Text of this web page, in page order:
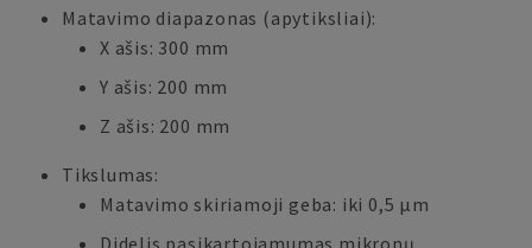
Matavimo diapazonas (apytiksliai):
X ašis: 300 mm
Y ašis: 200 mm
Z ašis: 200 mm
Tikslumas:
Matavimo skiriamoji geba: iki 0,5 µm
Didelis pasikartojamumas mikronų